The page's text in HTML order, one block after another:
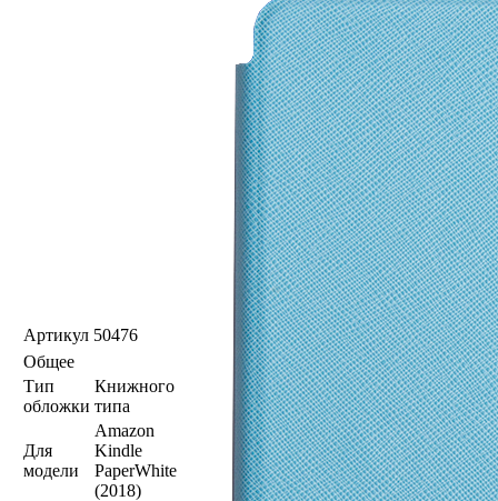
Артикул 50476
Общее
Тип
обложки
Книжного
типа
Для
модели
Amazon
Kindle
PaperWhite
(2018)